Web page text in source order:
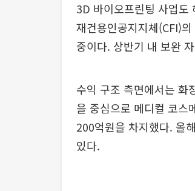
3D 바이오프린팅 사업도
재건용인공지지체(CFI)
중이다. 상반기 내 보완
수익 구조 측면에서는 화
을 중심으로 메디컬 코스
200억원을 차지했다. 올
있다.